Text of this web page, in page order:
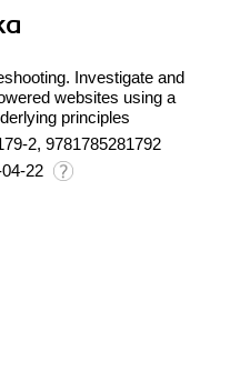
Investigate and
websites using a
principles
2, 9781785281792
22